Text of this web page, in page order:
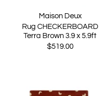
Maison Deux
Rug CHECKERBOARD
Terra Brown 3.9 x 5.9ft
$519.00